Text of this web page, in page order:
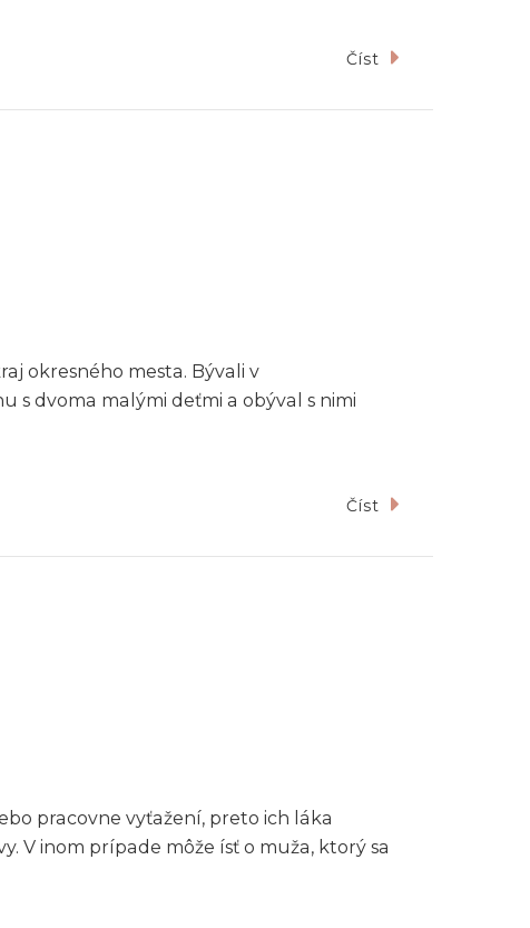
Číst
okresného mesta. Bývali v
s dvoma malými deťmi a obýval s nimi
Číst
pracovne vyťažení, preto ich láka
V inom prípade môže ísť o muža, ktorý sa